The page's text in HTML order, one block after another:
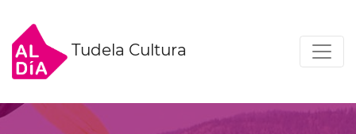
Tudela Cultura